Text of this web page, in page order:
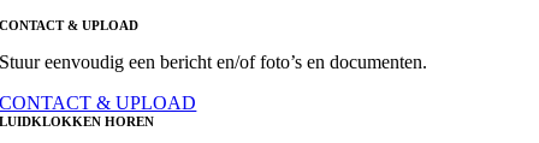
CONTACT & UPLOAD
Stuur eenvoudig een bericht en/of foto’s en documenten.
CONTACT & UPLOAD
LUIDKLOKKEN HOREN